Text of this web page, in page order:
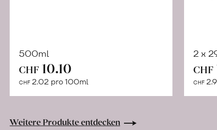
500ml
CHF 10.10
CHF 2.02 pro 100ml
Warenkorb
2 x
CHF
CHF
Weitere Produkte entdecken